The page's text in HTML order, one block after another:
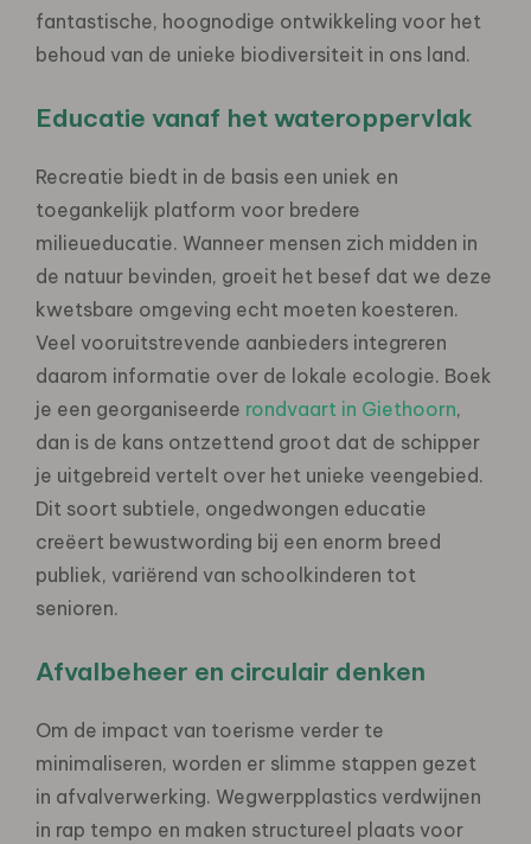
fantastische, hoognodige ontwikkeling voor het
behoud van de unieke biodiversiteit in ons land.
Educatie vanaf het wateroppervlak
Recreatie biedt in de basis een uniek en
toegankelijk platform voor bredere
milieueducatie. Wanneer mensen zich midden in
de natuur bevinden, groeit het besef dat we deze
kwetsbare omgeving echt moeten koesteren.
Veel vooruitstrevende aanbieders integreren
daarom informatie over de lokale ecologie. Boek
je een georganiseerde rondvaart in Giethoorn,
dan is de kans ontzettend groot dat de schipper
je uitgebreid vertelt over het unieke veengebied.
Dit soort subtiele, ongedwongen educatie
creëert bewustwording bij een enorm breed
publiek, variërend van schoolkinderen tot
senioren.
Afvalbeheer en circulair denken
Om de impact van toerisme verder te
minimaliseren, worden er slimme stappen gezet
in afvalverwerking. Wegwerpplastics verdwijnen
in rap tempo en maken structureel plaats voor